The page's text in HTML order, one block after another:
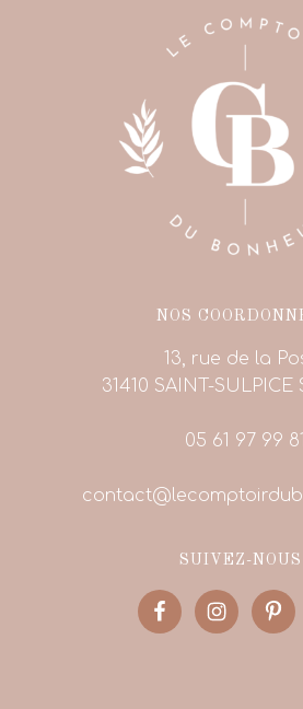
NOS
13, rue de la
31410 SAINT-SULPICE
05 61 97 99 81
SUIVEZ-NOUS